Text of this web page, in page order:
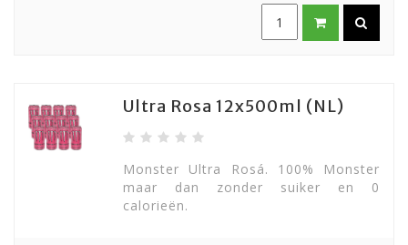
Ultra Rosa 12x500ml (NL)
Monster Ultra Rosá. 100% Monster
maar dan zonder suiker en 0
calorieën.